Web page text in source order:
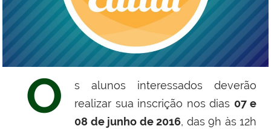
O
s alunos interessados deverão
realizar sua inscrição nos dias 07 e
08 de junho de 2016, das 9h às 12h